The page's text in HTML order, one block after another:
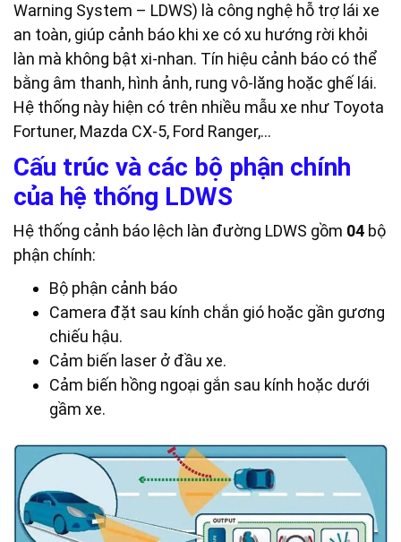
Warning System – LDWS) là công nghệ hỗ trợ lái xe
an toàn, giúp cảnh báo khi xe có xu hướng rời khỏi
làn mà không bật xi-nhan. Tín hiệu cảnh báo có thể
bằng âm thanh, hình ảnh, rung vô-lăng hoặc ghế lái.
Hệ thống này hiện có trên nhiều mẫu xe như Toyota
Fortuner, Mazda CX-5, Ford Ranger,…
Cấu trúc và các bộ phận chính
của hệ thống LDWS
Hệ thống cảnh báo lệch làn đường LDWS gồm 04 bộ
phận chính:
Bộ phận cảnh báo
Camera đặt sau kính chắn gió hoặc gần gương
chiếu hậu.
Cảm biến laser ở đầu xe.
Cảm biến hồng ngoại gắn sau kính hoặc dưới
gầm xe.